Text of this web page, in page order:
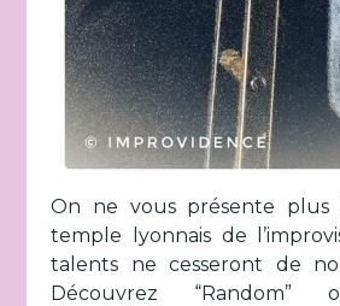
On ne vous présente plus
temple lyonnais de
talents ne cesseront de
Découvrez